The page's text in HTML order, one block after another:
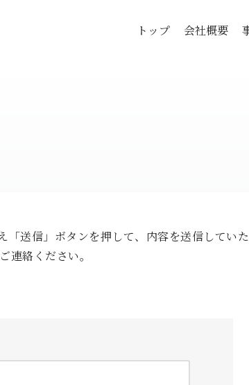
トップ 会社概要
送信」ボタンを押して、内容を送信してい
連絡ください。